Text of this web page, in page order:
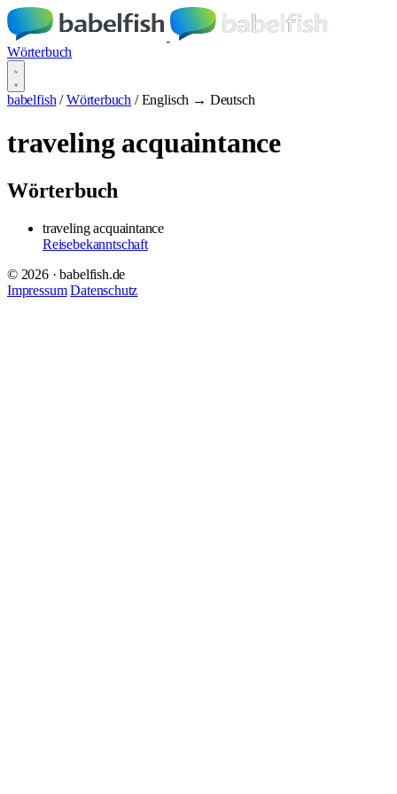
Wörterbuch
babelfish / Wörterbuch / Englisch → Deutsch
traveling acquaintance
Wörterbuch
traveling acquaintance
Reisebekanntschaft
© 2026 · babelfish.de
Impressum Datenschutz